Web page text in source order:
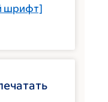
шрифт]